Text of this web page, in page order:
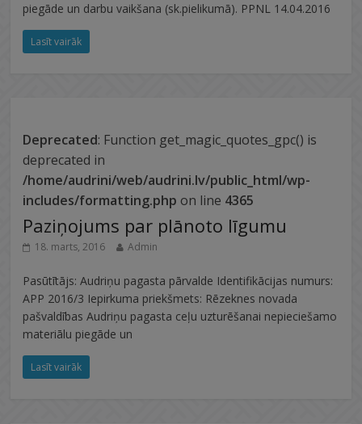
piegāde un darbu vaikšana (sk.pielikumā). PPNL 14.04.2016
Lasīt vairāk
Deprecated: Function get_magic_quotes_gpc() is
deprecated in
/home/audrini/web/audrini.lv/public_html/wp-
includes/formatting.php on line 4365
Paziņojums par plānoto līgumu
18. marts, 2016 Admin
Pasūtītājs: Audriņu pagasta pārvalde Identifikācijas numurs:
APP 2016/3 Iepirkuma priekšmets: Rēzeknes novada
pašvaldības Audriņu pagasta ceļu uzturēšanai nepieciešamo
materiālu piegāde un
Lasīt vairāk